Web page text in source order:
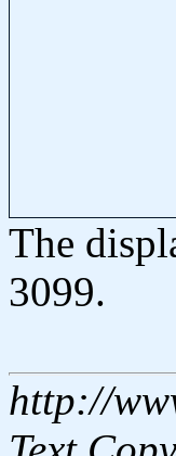
The
3099.
http://